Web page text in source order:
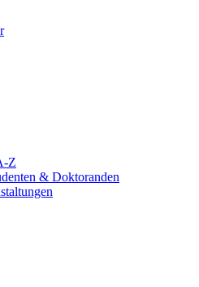
Z
& Doktoranden